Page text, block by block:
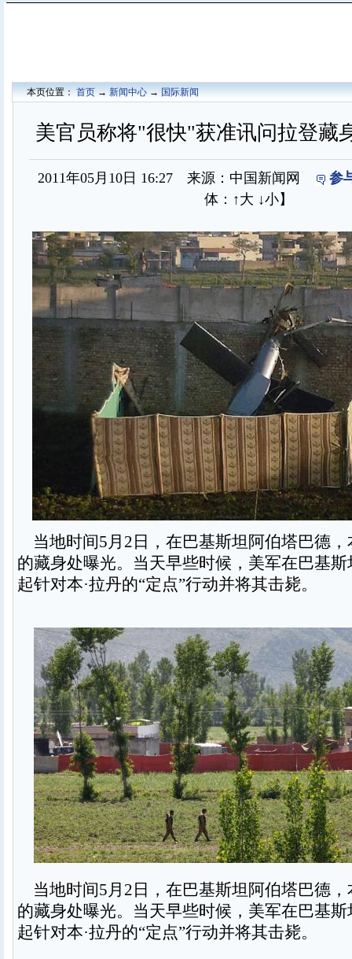
本页位置：首页→新闻中心→国际新闻
美官员称将"很快"获准讯问拉登藏
2011年05月10日 16:27 来源：中国新闻网
参
体： ↑大 ↓小】
当地时间5月2日，在巴基斯坦阿伯塔巴德，
的藏身处曝光。当天早些时候，美军在巴基
起针对本·拉丹的“定点”行动并将其击毙。
当地时间5月2日，在巴基斯坦阿伯塔巴德，
的藏身处曝光。当天早些时候，美军在巴基
起针对本·拉丹的“定点”行动并将其击毙。